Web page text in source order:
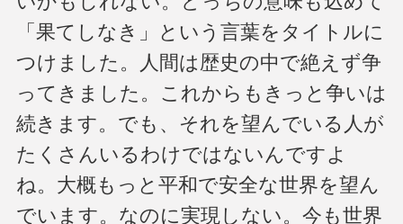
「果てしなき」という言葉をタイトルに
つけました。人間は歴史の中で絶えず争
ってきました。これからもきっと争いは
続きます。でも、それを望んでいる人が
たくさんいるわけではないんですよ
ね。大概もっと平和で安全な世界を望ん
でいます。なのに実現しない。今も世界